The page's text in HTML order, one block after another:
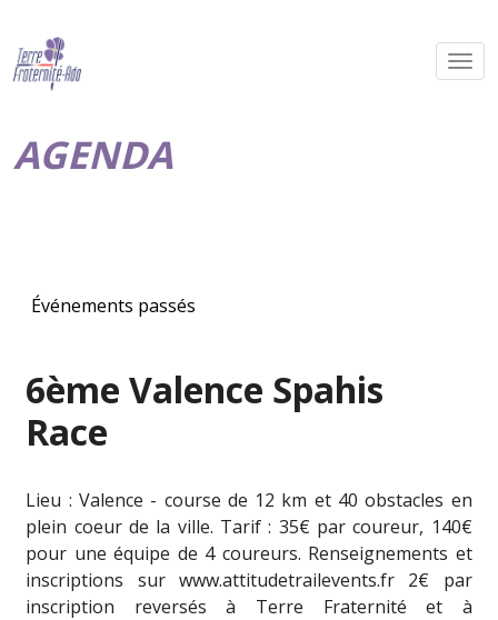
AGENDA
Événements passés
6ème Valence Spahis
Race
Lieu : Valence - course de 12 km et 40 obstacles en
plein coeur de la ville. Tarif : 35€ par coureur, 140€
pour une équipe de 4 coureurs. Renseignements et
inscriptions sur www.attitudetrailevents.fr 2€ par
inscription reversés à Terre Fraternité et à